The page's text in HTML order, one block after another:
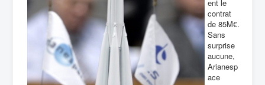
ent le
contrat
de 85M€.
Sans
surprise
aucune,
Arianesp
ace